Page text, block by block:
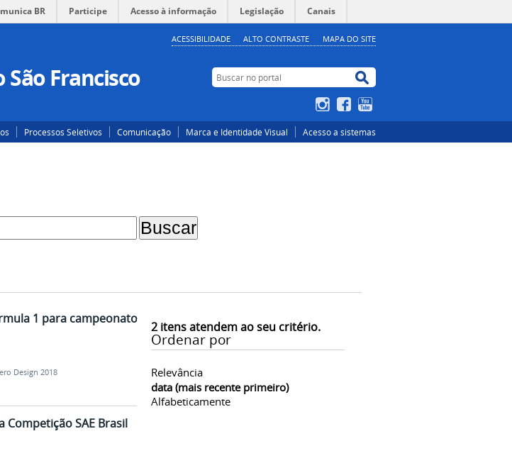
BR Participe Acesso à informação Legislação Canais
ACESSIBILIDADE ALTO CONTRASTE MAPA DO SITE
Francisco Buscar no portal
Buscar no portal
InstagramFacebook
Processos Seletivos Comunicação Marca e Identidade Visual Acesso a sistemas
2itens atendem ao seu critério.
Ordenar por
Relevância
data (mais recente primeiro)
Alfabeticamente
1 para campeonato
Design 2018
Competição SAE Brasil